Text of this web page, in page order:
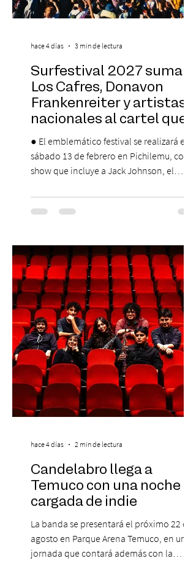
Surfestival 2027 suma a
Los Cafres, Donavon
Frankenreiter y artistas
nacionales al cartel que
encabeza Jack Johnson
● El emblemático festival se realizará el
sábado 13 de febrero en Pichilemu, con un
show que incluye a Jack Johnson, el
El lunes 10 de agosto comienza la
Preventa Exclusiva Santander con 30%
stock). Posterior a esta preventa exclusiva
se da inicio a la segunda etapa con una
preventa con 20% descuento para los
clientes del mismo banco y 20% para las
personas que se pre inscribieron y el miérc
hace 4 días 3 min de lectura
Candelabro llega a
Temuco con una noche
cargada de indie
La banda se presentará el próximo 22 de
agosto en Parque Arena Temuco, en una
jornada que contará además con la
hace 4 días 2 min de lectura